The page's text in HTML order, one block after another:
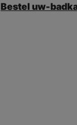
Bestel uw-